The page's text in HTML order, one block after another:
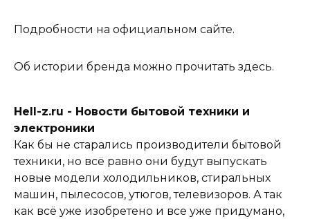
Подробности на официальном сайте.
Об истории бренда можно прочитать здесь.
Hell-z.ru - Новости бытовой техники и
электроники
Как бы не старались производители бытовой
техники, но всё равно они будут выпускать
новые модели холодильников, стиральных
машин, пылесосов, утюгов, телевизоров. А так
как всё уже изобретено и все уже придумано,